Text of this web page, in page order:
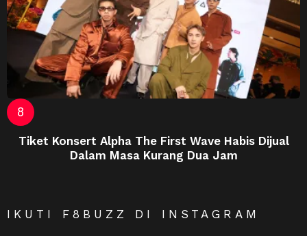
Tiket Konsert Alpha The First Wave Habis Dijual
Dalam Masa Kurang Dua Jam
IKUTI F8BUZZ DI INSTAGRAM